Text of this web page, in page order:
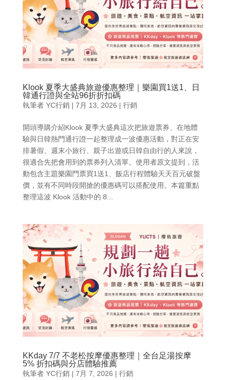
Klook 夏季大盛典旅遊優惠整理｜樂園買1送1、日
韓通行證與全站96折折扣碼
執筆者 YC行銷| 7月 13, 2026 | 行銷
開頭導購介紹Klook 夏季大盛典這次把旅遊票券、在地體
驗與日韓熱門通行證一起整理成一波優惠活動，對正在安
排暑假、週末小旅行、親子出遊或日韓自由行的人來說，
很適合先把會用到的票券列入清單。使用者原文提到，活
動包含主題樂園門票買1送1、飯店行程體驗天天百元破盤
價，並有不同時段開搶的優惠碼可以搭配使用。本篇重點
整理這波 Klook 活動中的 8...
KKday 7/7 不老松按摩優惠整理｜全台足湯按摩
5% 折扣碼與分店體驗推薦
執筆者 YC行銷| 7月 7, 2026 | 行銷